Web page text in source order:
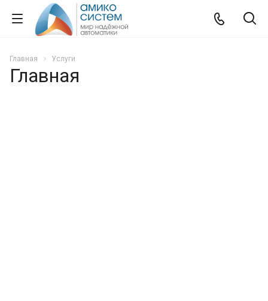
Главная Услуги
Главная